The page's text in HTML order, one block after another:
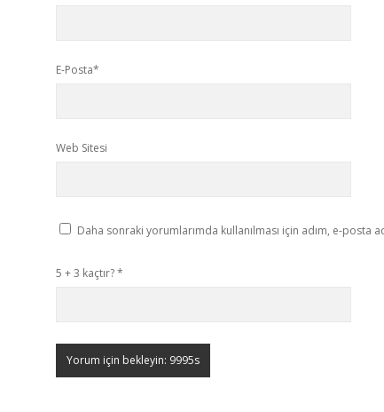
E-Posta*
Web Sitesi
Daha sonraki yorumlarımda kullanılması için adım, e-posta
5 + 3 kaçtır?*